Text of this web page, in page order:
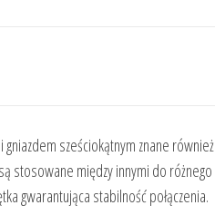
gniazdem sześciokątnym znane również
stosowane między innymi do różnego
gwarantująca stabilność połączenia.